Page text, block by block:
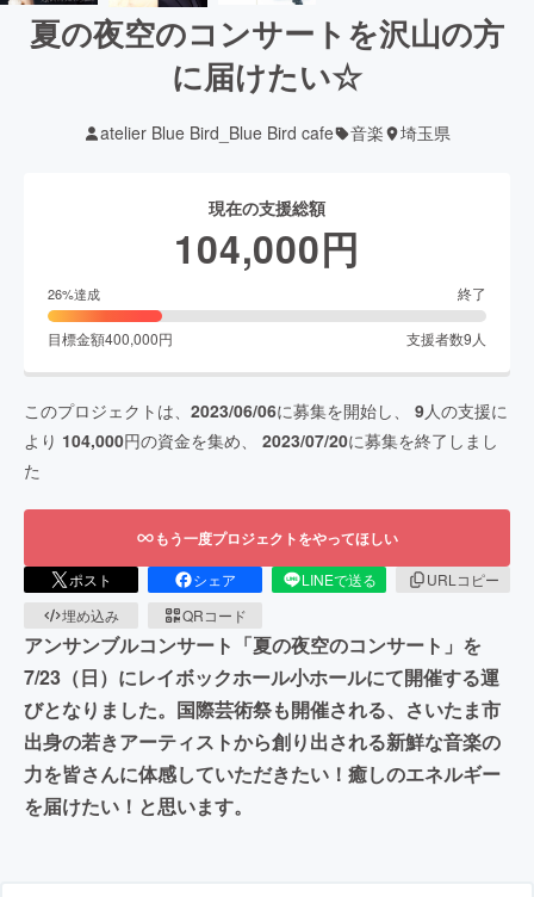
夏の夜空のコンサートを沢山の方
に届けたい☆
atelier Blue Bird_Blue Bird cafe 音楽 埼玉県
現在の支援総額
104,000円
26%達成 終了
目標金額400,000円 支援者数9人
このプロジェクトは、 2023/06/06に募集を開始し、 9人の支援に
より 104,000円の資金を集め、 2023/07/20に募集を終了しまし
た
もう一度プロジェクトをやってほしい
ポスト シェア LINEで送る
URLコピー
埋め込み
QRコード
アンサンブルコンサート「夏の夜空のコンサート」を
7/23（日）にレイボックホール小ホールにて開催する運
びとなりました。国際芸術祭も開催される、さいたま市
出身の若きアーティストから創り出される新鮮な音楽の
力を皆さんに体感していただきたい！癒しのエネルギー
を届けたい！と思います。